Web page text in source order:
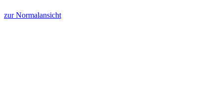
zur Normalansicht